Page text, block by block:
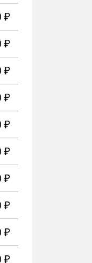
₽
₽
₽
₽
₽
₽
₽
₽
₽
₽